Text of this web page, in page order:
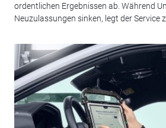
ordentlichen Ergebnissen ab. Während
Neuzulassungen sinken, legt der Service